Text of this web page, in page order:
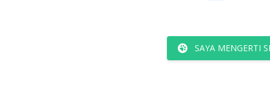
SAYA MENGERTI